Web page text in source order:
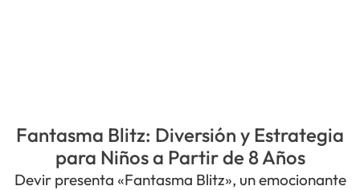
Fantasma Blitz: Diversión y Estrategia
para Niños a Partir de 8 Años
Devir presenta «Fantasma Blitz», un emocionante